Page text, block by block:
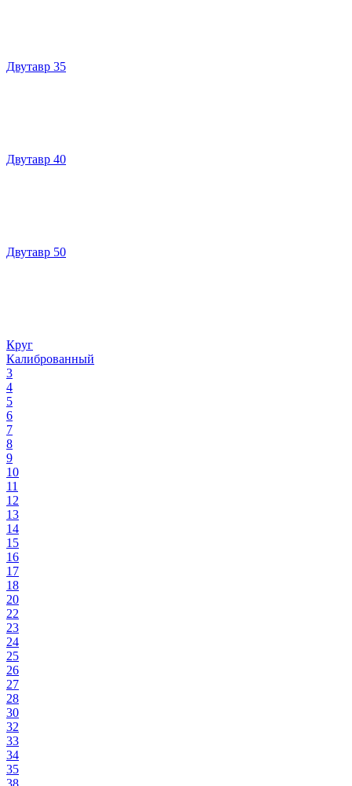
Двутавр 35
Двутавр 40
Двутавр 50
Круг
Калиброванный
3
4
5
6
7
8
9
10
11
12
13
14
15
16
17
18
20
22
23
24
25
26
27
28
30
32
33
34
35
38